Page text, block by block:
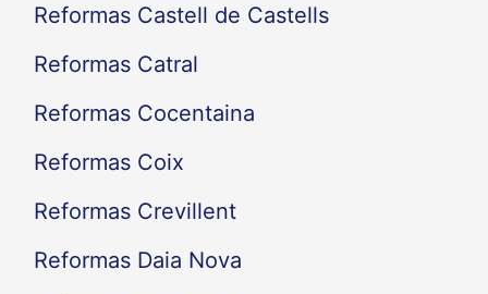
Reformas Castell de Castells
Reformas Catral
Reformas Cocentaina
Reformas Coix
Reformas Crevillent
Reformas Daia Nova